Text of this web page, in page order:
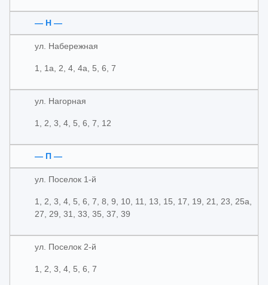
— Н —
ул. Набережная
1, 1а, 2, 4, 4а, 5, 6, 7
ул. Нагорная
1, 2, 3, 4, 5, 6, 7, 12
— П —
ул. Поселок 1-й
1, 2, 3, 4, 5, 6, 7, 8, 9, 10, 11, 13, 15, 17, 19, 21, 23, 25а,
27, 29, 31, 33, 35, 37, 39
ул. Поселок 2-й
1, 2, 3, 4, 5, 6, 7